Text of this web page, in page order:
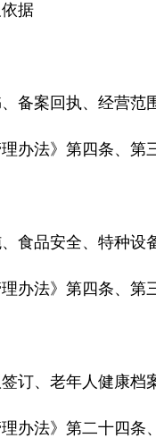
据
备案回执、经营范
理办法》第四条、第
、食品安全、特种设
理办法》第四条、第
签订、老年人健康档
理办法》第二十四